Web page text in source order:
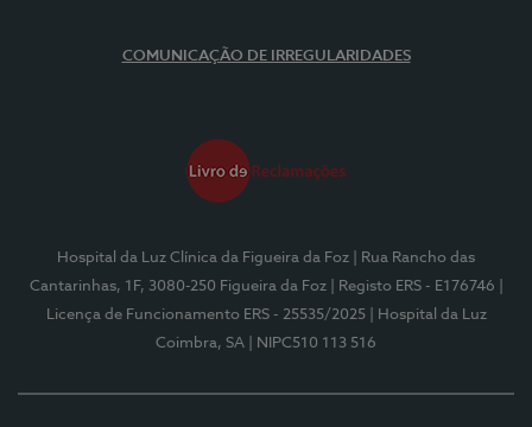
COMUNICAÇÃO DE IRREGULARIDADES
Hospital da Luz Clínica da Figueira da Foz
| Rua Rancho das
Cantarinhas, 1F, 3080-250 Figueira da Foz
| Registo ERS - E176746
Licença de Funcionamento ERS - 25535/2025
| Hospital da Luz
Coimbra, SA
| NIPC510 113 516